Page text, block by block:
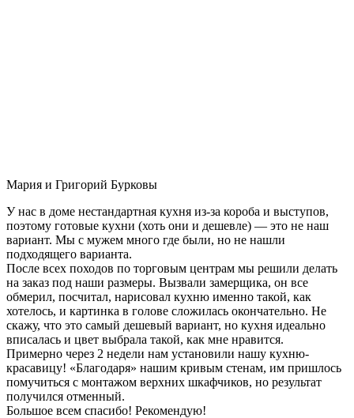
Мария и Григорий Бурковы
У нас в доме нестандартная кухня из-за короба и выступов,
поэтому готовые кухни (хоть они и дешевле) — это не наш
вариант. Мы с мужем много где были, но не нашли
подходящего варианта.
После всех походов по торговым центрам мы решили делать
на заказ под наши размеры. Вызвали замерщика, он все
обмерил, посчитал, нарисовал кухню именно такой, как
хотелось, и картинка в голове сложилась окончательно. Не
скажу, что это самый дешевый вариант, но кухня идеально
вписалась и цвет выбрала такой, как мне нравится.
Примерно через 2 недели нам установили нашу кухню-
красавицу! «Благодаря» нашим кривым стенам, им пришлось
помучиться с монтажом верхних шкафчиков, но результат
получился отменный.
Большое всем спасибо! Рекомендую!